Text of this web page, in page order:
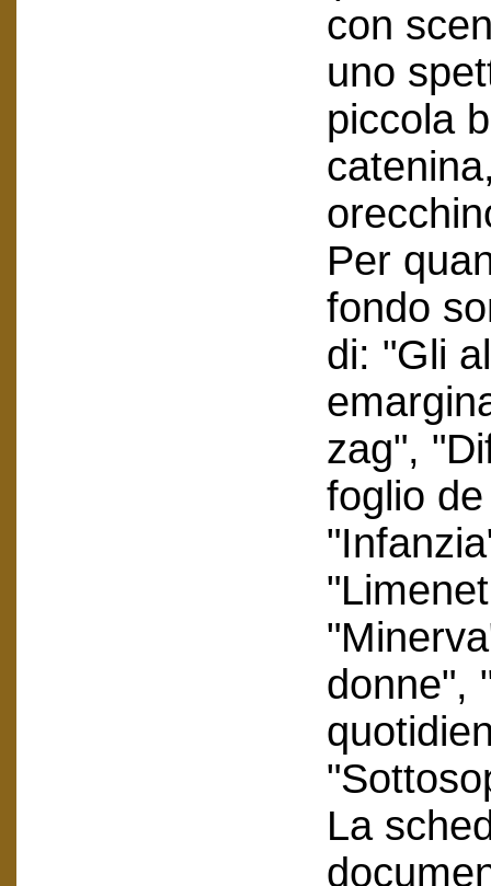
con
uno
piccola
Per
fondo
di: "Gli
zag",
foglio
donne",
La